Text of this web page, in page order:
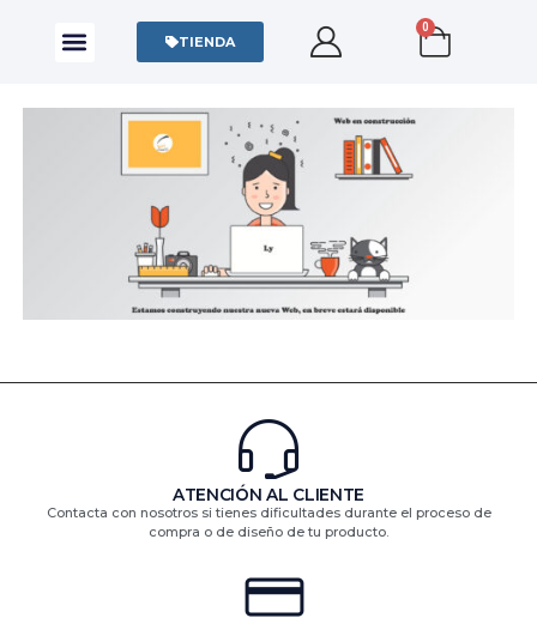
TIENDA
0
ATENCIÓN AL CLIENTE
Contacta con nosotros si tienes dificultades durante el proceso de
compra o de diseño de tu producto.